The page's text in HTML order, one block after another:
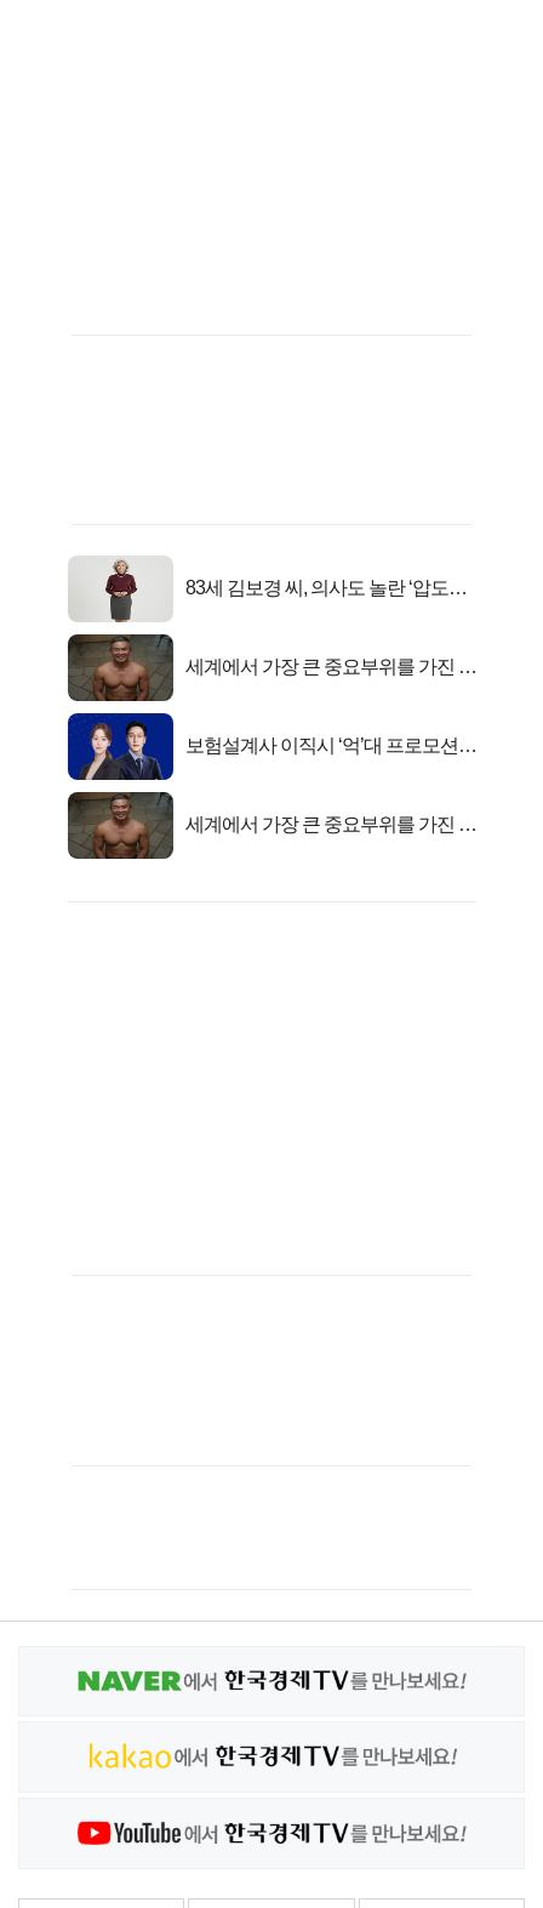
83세 김보경 씨, 의사도 놀란 ‘압도적
세계에서 가장 큰 중요부위를 가진 남
보험설계사 이직시 ‘억’대 프로모션!
세계에서 가장 큰 중요부위를 가진 남